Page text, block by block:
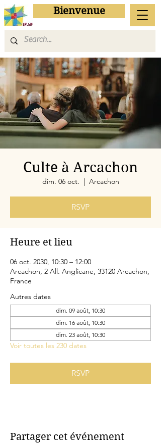
Bienvenue
Culte à Arcachon
dim. 06 oct.
  |
Arcachon
RSVP
Heure et lieu
06 oct. 2030, 10:30 – 12:00
Arcachon, 2 All. Anglicane, 33120 Arcachon,
France
Autres dates
dim. 09 août, 10:30
dim. 16 août, 10:30
dim. 23 août, 10:30
Voir toutes les 230 dates
RSVP
Partager cet événement